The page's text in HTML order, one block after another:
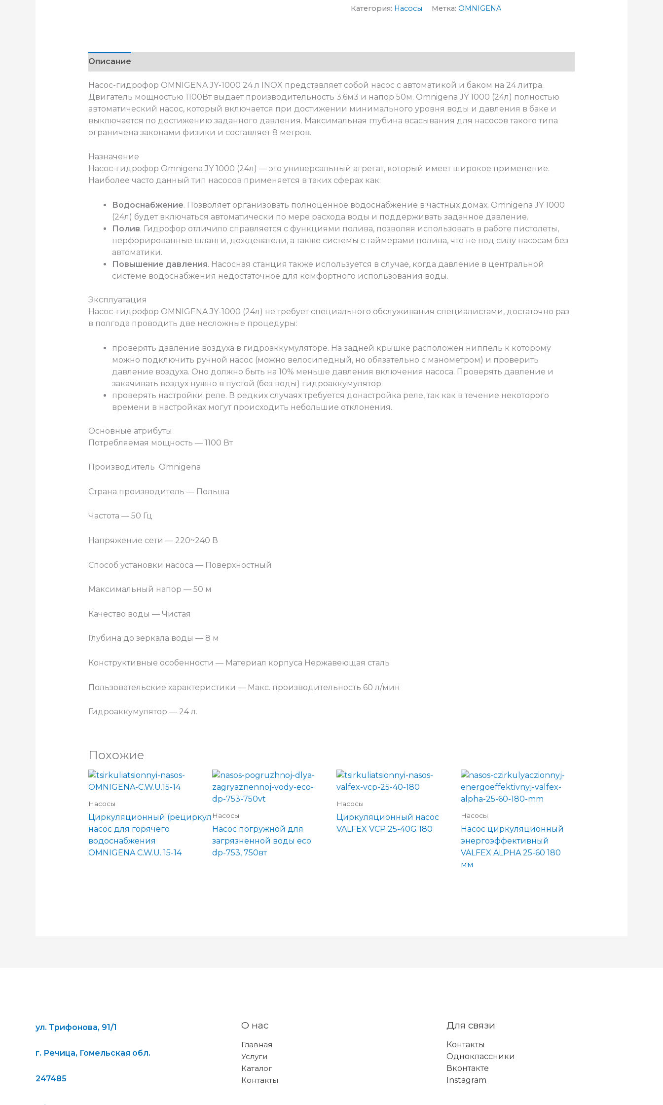
Категория: Насосы Метка: OMNIGENA
Описание
Насос-гидрофор OMNIGENA JY-1000 24 л INOX представляет собой насос с автоматикой и баком на 24 литра.
Двигатель мощностью 1100Вт выдает производительность 3.6м3 и напор 50м. Omnigena JY 1000 (24л) полностью
автоматический насос, который включается при достижении минимального уровня воды и давления в баке и
выключается по достижению заданного давления. Максимальная глубина всасывания для насосов такого типа
ограничена законами физики и составляет 8 метров.
Назначение
Насос-гидрофор Omnigena JY 1000 (24л) — это универсальный агрегат, который имеет широкое применение.
Наиболее часто данный тип насосов применяется в таких сферах как:
Водоснабжение. Позволяет организовать полноценное водоснабжение в частных домах. Omnigena JY 1000
(24л) будет включаться автоматически по мере расхода воды и поддерживать заданное давление.
Полив. Гидрофор отличило справляется с функциями полива, позволяя использовать в работе пистолеты,
перфорированные шланги, дождеватели, а также системы с таймерами полива, что не под силу насосам без
автоматики.
Повышение давления. Насосная станция также используется в случае, когда давление в центральной
системе водоснабжения недостаточное для комфортного использования воды.
Эксплуатация
Насос-гидрофор OMNIGENA JY-1000 (24л) не требует специального обслуживания специалистами, достаточно раз
в полгода проводить две несложные процедуры:
проверять давление воздуха в гидроаккумуляторе. На задней крышке расположен ниппель к которому
можно подключить ручной насос (можно велосипедный, но обязательно с манометром) и проверить
давление воздуха. Оно должно быть на 10% меньше давления включения насоса. Проверять давление и
закачивать воздух нужно в пустой (без воды) гидроаккумулятор.
проверять настройки реле. В редких случаях требуется донастройка реле, так как в течение некоторого
времени в настройках могут происходить небольшие отклонения.
Основные атрибуты
Потребляемая мощность — 1100 Вт
Производитель Omnigena
Страна производитель — Польша
Частота — 50 Гц
Напряжение сети — 220~240 В
Способ установки насоса — Поверхностный
Максимальный напор — 50 м
Качество воды — Чистая
Глубина до зеркала воды — 8 м
Конструктивные особенности — Материал корпуса Нержавеющая сталь
Пользовательские характеристики — Макс. производительность 60 л/мин
Гидроаккумулятор — 24 л.
Похожие
Насосы
Циркуляционный (рециркуляционный)
насос для горячего
водоснабжения
OMNIGENA C.W.U. 15-14
Насосы
Насос погружной для
загрязненной воды eco
dp-753, 750вт
Насосы
Циркуляционный насос
VALFEX VCP 25-40G 180
Насосы
Насос циркуляционный
энергоэффективный
VALFEX ALPHA 25-60 180
мм
ул. Трифонова, 91/1
г. Речица, Гомельская обл.
247485
О нас
Главная
Услуги
Каталог
Контакты
Для связи
Контакты
Одноклассники
Вконтакте
Instagram